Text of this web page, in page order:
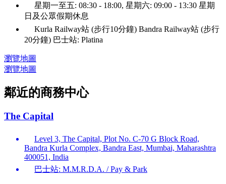
星期一至五: 08:30 - 18:00, 星期六: 09:00 - 13:30 星期
日及公眾假期休息
Kurla Railway站 (步行10分鐘) Bandra Railway站 (步行
20分鐘) 巴士站: Platina
瀏覽地圖
瀏覽地圖
鄰近的商務中心
The Capital
Level 3, The Capital, Plot No. C-70 G Block Road,
Bandra Kurla Complex, Bandra East, Mumbai, Maharashtra
400051, India
巴士站: M.M.R.D.A. / Pay & Park